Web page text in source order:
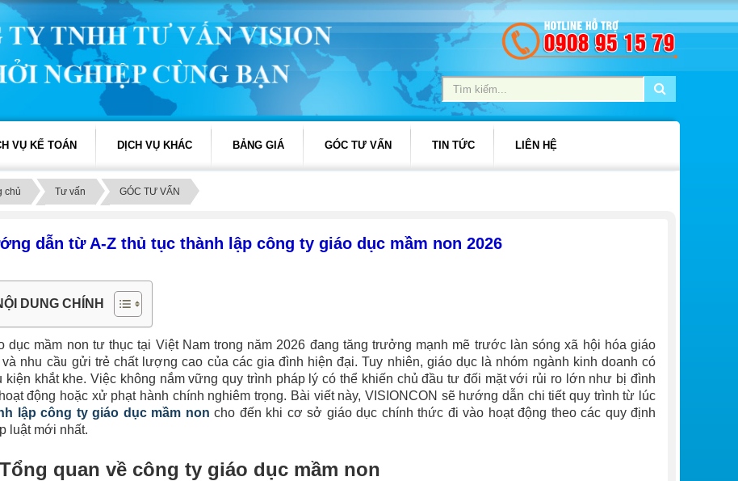
VỤ KẾ TOÁN DỊCH VỤ KHÁC BẢNG GIÁ GÓC TƯ VẤN TIN TỨC LIÊN HỆ
chủ Tư vấn GÓC TƯ VẤN
dẫn từ A-Z thủ tục thành lập công ty giáo dục mầm non 2026
DUNG CHÍNH
dục mầm non tư thục tại Việt Nam trong năm 2026 đang tăng trưởng mạnh mẽ trước làn sóng xã hội hóa giáo
và nhu cầu gửi trẻ chất lượng cao của các gia đình hiện đại. Tuy nhiên, giáo dục là nhóm ngành kinh doanh có
kiện khắt khe. Việc không nắm vững quy trình pháp lý có thể khiến chủ đầu tư đối mặt với rủi ro lớn như bị đình
động hoặc xử phạt hành chính nghiêm trọng. Bài viết này, VISIONCON sẽ hướng dẫn chi tiết quy trình từ lúc
lập công ty giáo dục mầm non ​ cho đến khi cơ sở giáo dục chính thức đi vào hoạt động theo các quy định
luật mới nhất.
quan về công ty giáo dục mầm non